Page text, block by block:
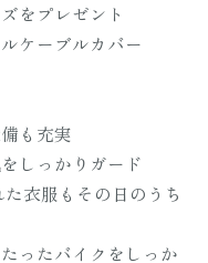
をプレゼント
ケーブルカバー
も充実
しっかりガード
衣服もその日のうち
ったバイクをしっか